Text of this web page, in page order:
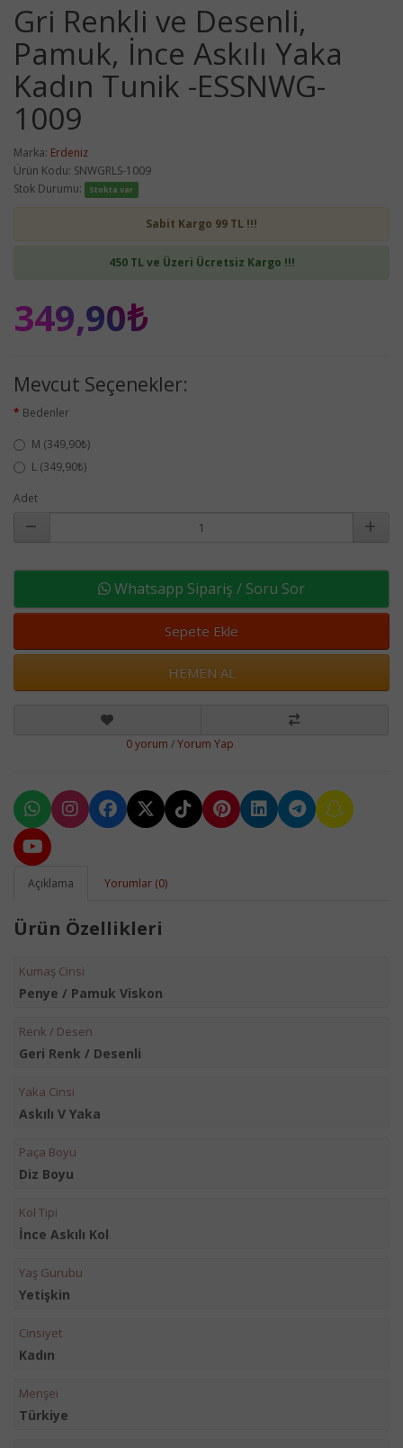
Gri Renkli ve Desenli,
Pamuk, İnce Askılı Yaka
Kadın Tunik -ESSNWG-
1009
Marka: Erdeniz
Ürün Kodu: SNWGRLS-1009
Stok Durumu:
Stokta var
Sabit Kargo 99 TL !!!
450 TL ve Üzeri Ücretsiz Kargo !!!
349,90₺
Mevcut Seçenekler:
Bedenler
M (349,90₺)
L (349,90₺)
Adet
Whatsapp Sipariş / Soru Sor
Sepete Ekle
HEMEN AL
0 yorum /Yorum Yap
Açıklama Yorumlar (0)
Ürün Özellikleri
Kumaş Cinsi
Penye / Pamuk Viskon
Renk / Desen
Geri Renk / Desenli
Yaka Cinsi
Askılı V Yaka
Paça Boyu
Diz Boyu
Kol Tipi
İnce Askılı Kol
Yaş Gurubu
Yetişkin
Cinsiyet
Kadın
Menşei
Türkiye